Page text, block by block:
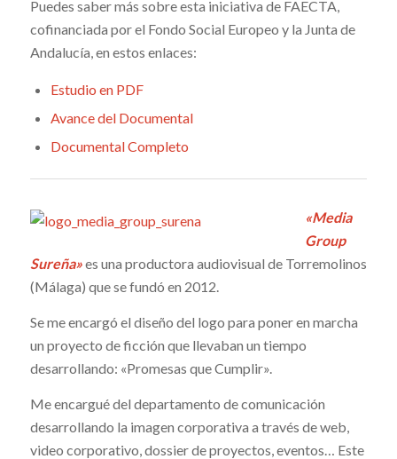
Puedes saber más sobre esta iniciativa de FAECTA,
cofinanciada por el Fondo Social Europeo y la Junta de
Andalucía, en estos enlaces:
Estudio en PDF
Avance del Documental
Documental Completo
«Media
Group
Sureña»es una productora audiovisual de Torremolinos
(Málaga) que se fundó en 2012.
Se me encargó el diseño del logo para poner en marcha
un proyecto de ficción que llevaban un tiempo
desarrollando: «Promesas que Cumplir».
Me encargué del departamento de comunicación
desarrollando la imagen corporativa a través de web,
video corporativo, dossier de proyectos, eventos… Este